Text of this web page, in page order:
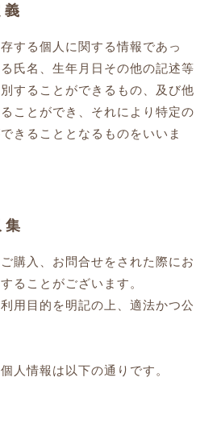
する個人に関する情報であっ
氏名、生年月日その他の記述等
することができるもの、及び他
ことができ、それにより特定の
きることとなるものをいいま
購入、お問合せをされた際にお
ることがございます。
用目的を明記の上、適法かつ公
人情報は以下の通りです。